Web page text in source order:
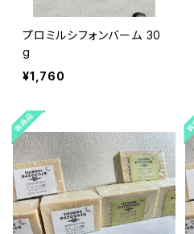
プロミルシフォンバーム 30
g
¥1,760